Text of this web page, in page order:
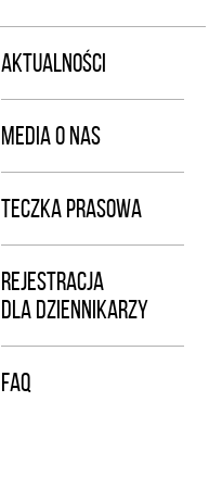
AKTUALNOŚCI
MEDIA O NAS
TECZKA PRASOWA
REJESTRACJA
DLA DZIENNIKARZY
FAQ